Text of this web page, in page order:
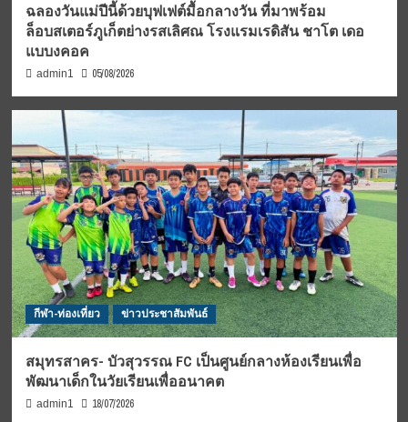
ฉลองวันแม่ปีนี้ด้วยบุฟเฟต์มื้อกลางวัน ที่มาพร้อม
ล็อบสเตอร์ภูเก็ตย่างรสเลิศณ โรงแรมเรดิสัน ชาโต เดอ
แบบงคอค
admin1 05/08/2026
กีฬา-ท่องเที่ยว ข่าวประชาสัมพันธ์
สมุทรสาคร- บัวสุวรรณ FC เป็นศูนย์กลางห้องเรียนเพื่อ
พัฒนาเด็กในวัยเรียนเพื่ออนาคต
admin1 18/07/2026